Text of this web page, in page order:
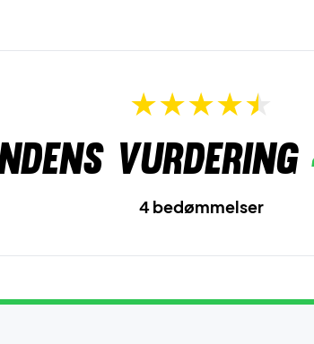
vurdering
4 bedømmelser